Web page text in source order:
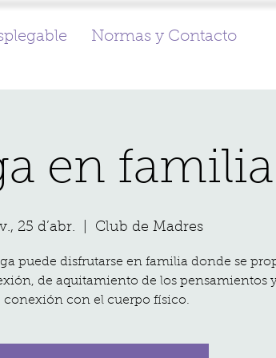
Normas y Contacto
en familia
25 d’abr. Club de Madres
puede disfrutarse en familia donde se
de aquitamiento de los pensamientos
conexión con el cuerpo físico.